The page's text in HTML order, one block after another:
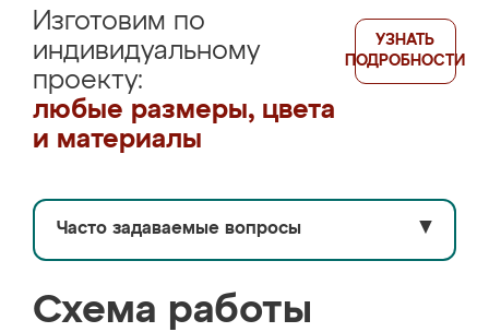
Изготовим по
индивидуальному
проекту:
любые размеры, цвета
и материалы
УЗНАТЬ
ПОДРОБНОСТИ
Часто задаваемые вопросы ▼
Схема работы